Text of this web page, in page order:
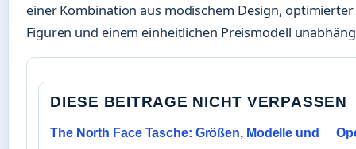
einer Kombination aus modischem Design,
Figuren und einem einheitlichen Preismodell
DIESE BEITRAGE NICHT VERPASSEN
The North Face Tasche: Größen, Modelle und